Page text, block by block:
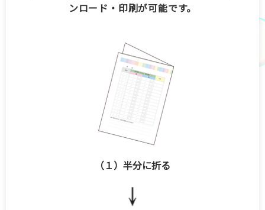
ンロード・印刷が可能です。
（１）半分に折る